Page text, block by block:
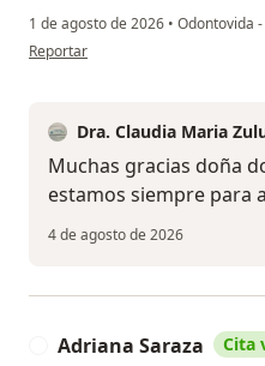
1 de agosto de 2026 • Odontovida
en opinión del usuario Dolly Riascos
Reportar
Dra. Claudia Maria
Muchas gracias doña
estamos siempre para
4 de agosto de 2026
Adriana Saraza Cita